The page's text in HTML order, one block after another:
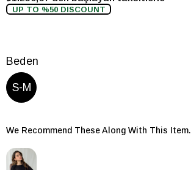
UP TO %50 DISCOUNT
Beden
S-M
We Recommend These Along With This Item.